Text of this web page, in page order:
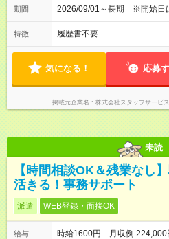
期間 2026/09/01～長期 ※開始日
特徴 履歴書不要
気になる！ 応募
掲載元企業名 株式会社スタッフサービ
未読
【時間相談OK＆残業なし
活きる！事務サポート
派遣 WEB登録・面接OK
給与
時給1600円 月収例 224,000